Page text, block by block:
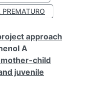
approach
A
child
juvenile